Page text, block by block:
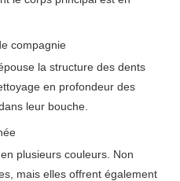
compagnie
la structure des dents
en profondeur des
leur bouche.
plusieurs couleurs. Non
mais elles offrent également